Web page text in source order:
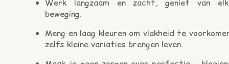
Werk langzaam en zacht, geniet van
beweging.
Meng en laag kleuren om vlakheid te
zelfs kleine variaties brengen leven.